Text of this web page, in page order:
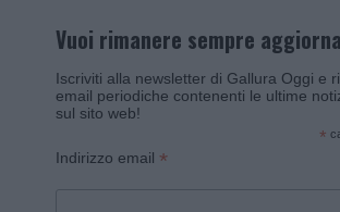
Vuoi rimanere sempre
Iscriviti alla newsletter di Gallura Oggi e
email periodiche contenenti le ultime
sul sito web!
*
Indirizzo email *